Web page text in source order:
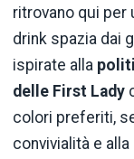
ritrovano qui per
drink spazia dai
ispirate alla
delle First Lady
colori preferiti,
convivialità e